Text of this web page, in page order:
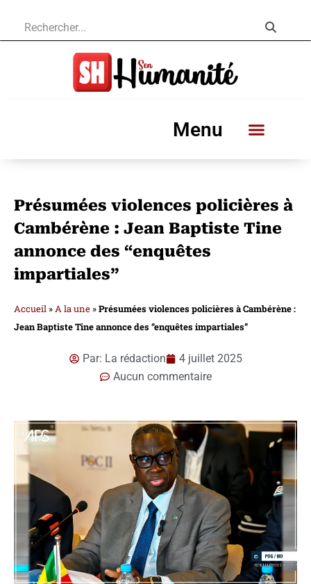
Menu
Présumées violences policières à
Cambérène : Jean Baptiste Tine
annonce des “enquêtes
impartiales”
Accueil »A la une »Présumées violences policières à Cambérène :
Jean Baptiste Tine annonce des “enquêtes impartiales”
Par: La rédaction
4 juillet 2025
Aucun commentaire